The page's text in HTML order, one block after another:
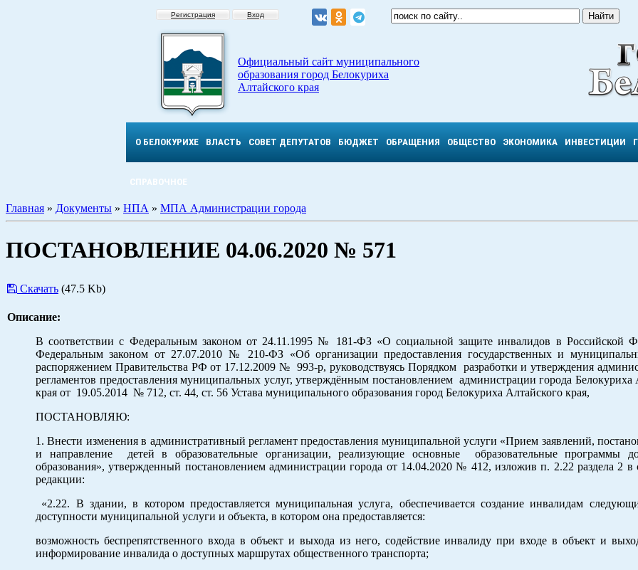
Регистрация Вход
Официальный сайт муниципального
образования город Белокуриха
Алтайского края
О БЕЛОКУРИХЕ ВЛАСТЬ СОВЕТ ДЕПУТАТОВ БЮДЖЕТ ОБРАЩЕНИЯ ОБЩЕСТВО ЭКОНОМИКА ИНВЕСТИЦИИ
СПРАВОЧНОЕ
Главная » Документы » НПА » МПА Администрации города
ПОСТАНОВЛЕНИЕ 04.06.2020 № 571
Скачать (47.5 Kb)
Описание:
В соответствии с Федеральным законом от 24.11.1995 № 181-ФЗ «О социальной защите инвалидов в Российской
Федеральным законом от 27.07.2010 № 210-ФЗ «Об организации предоставления государственных и
распоряжением Правительства РФ от 17.12.2009 № 993-р, руководствуясь Порядком разработки и утверждения
регламентов предоставления муниципальных услуг, утверждённым постановлением администрации города Белокуриха
края от 19.05.2014 № 712, ст. 44, ст. 56 Устава муниципального образования город Белокуриха Алтайского края,
ПОСТАНОВЛЯЮ:
1. Внести изменения в административный регламент предоставления муниципальной услуги «Прием заявлений,
и направление детей в образовательные организации, реализующие основные образовательные программы
образования», утвержденный постановлением администрации города от 14.04.2020 № 412, изложив п. 2.22 раздела 2
редакции:
«2.22. В здании, в котором предоставляется муниципальная услуга, обеспечивается создание инвалидам
доступности муниципальной услуги и объекта, в котором она предоставляется:
возможность беспрепятственного входа в объект и выхода из него, содействие инвалиду при входе в объект и
информирование инвалида о доступных маршрутах общественного транспорта;